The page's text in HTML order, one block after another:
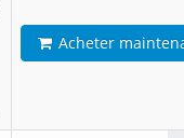
Acheter